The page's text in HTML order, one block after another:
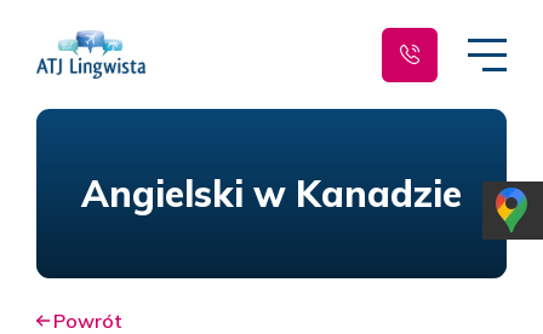
Angielski w Kanadzie
Powrót